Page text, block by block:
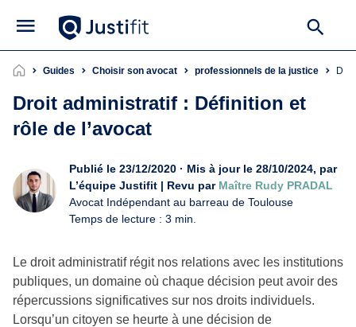
Guides Choisir son avocat professionnels de la justice
Droit administratif : Définition et
rôle de l’avocat
Publié le 23/12/2020 · Mis à jour le 28/10/2024, par
L’équipe Justifit | Revu par Maître Rudy PRADAL
Avocat Indépendant au barreau de Toulouse
Temps de lecture : 3 min.
Le droit administratif régit nos relations avec les institutions
publiques, un domaine où chaque décision peut avoir des
répercussions significatives sur nos droits individuels.
Lorsqu’un citoyen se heurte à une décision de